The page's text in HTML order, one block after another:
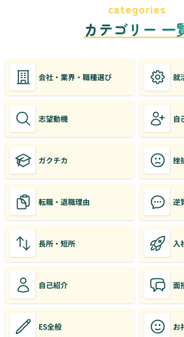
categories
カテゴリー 一
会社・業界・職種選び 就
志望動機 自
ガクチカ 挫
転職・退職理由 逆
長所・短所 入
自己紹介 面
ES全般 お